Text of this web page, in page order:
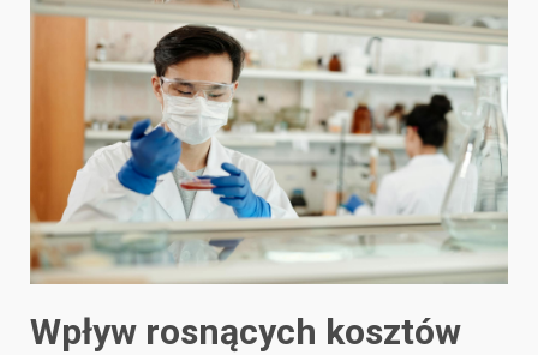
Wpływ rosnących kosztów